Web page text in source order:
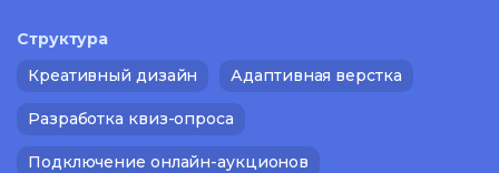
Структура
Креативный дизайн
Адаптивная верстка
Разработка квиз-опроса
Подключение онлайн-аукционов